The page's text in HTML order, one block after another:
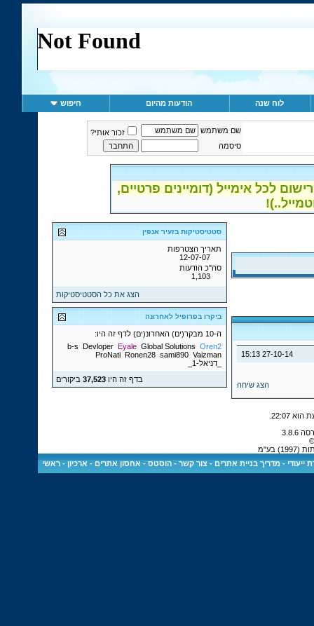
לוח שנה הודעות מהיום חיפוש
שם משתמש
זכור אותי?
סיסמה
לכל אימייל (דומיינים פרטיים,
27-10-14
15:13
הצג שיחה
סטטיסטיקות בזעיר אנפין
תאריך הצטרפות
12-07-07
סה"כ הודעות
1,103
הצג את כל הסטטיסטיקות
ביקרו בפרופיל לאחרונה
ה-10 מבקר(ים) האחרונ(ים) לדף זה היו:
b-s Devloper Eyale Global Solutions Oren2
ProNati Ronen28 sami890 Vaizman
_דניאל-1_
בדף זה היו37,523 ביקורים
22:07
בע"מ
ייעודי -מדריך בניית אתרים -צור קשר -הוסטס - אחסון אתרים - ארכיון -ראשי